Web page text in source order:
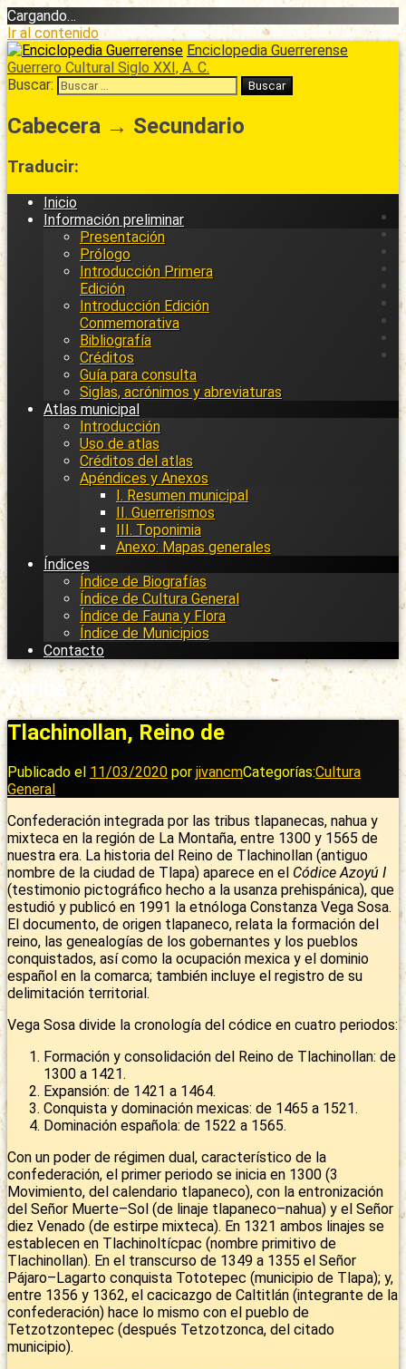
Cargando…
Ir al contenido
Enciclopedia Guerrerense
Guerrero Cultural Siglo XXI, A. C.
Buscar:
Cabecera → Secundario
Traducir:
Inicio
Información preliminar
Presentación
Prólogo
Introducción Primera
Edición
Introducción Edición
Conmemorativa
Bibliografía
Créditos
Guía para consulta
Siglas, acrónimos y abreviaturas
Atlas municipal
Introducción
Uso de atlas
Créditos del atlas
Apéndices y Anexos
I. Resumen municipal
II. Guerrerismos
III. Toponimia
Anexo: Mapas generales
Índices
Índice de Biografías
Índice de Cultura General
Índice de Fauna y Flora
Índice de Municipios
Contacto
Arriba
Tlachinollan, Reino de
Publicado el 11/03/2020 por jivancmCategorías:Cultura
General
Confederación integrada por las tribus tlapanecas, nahua y
mixteca en la región de La Montaña, entre 1300 y 1565 de
nuestra era. La historia del Reino de Tlachinollan (antiguo
nombre de la ciudad de Tlapa) aparece en el Códice Azoyú I
(testimonio pictográfico hecho a la usanza prehispánica), que
estudió y publicó en 1991 la etnóloga Constanza Vega Sosa.
El documento, de origen tlapaneco, relata la formación del
reino, las genealogías de los gobernantes y los pueblos
conquistados, así como la ocupación mexica y el dominio
español en la comarca; también incluye el registro de su
delimitación territorial.
Vega Sosa divide la cronología del códice en cuatro periodos:
Formación y consolidación del Reino de Tlachinollan: de
1300 a 1421.
Expansión: de 1421 a 1464.
Conquista y dominación mexicas: de 1465 a 1521.
Dominación española: de 1522 a 1565.
Con un poder de régimen dual, característico de la
confederación, el primer periodo se inicia en 1300 (3
Movimiento, del calendario tlapaneco), con la entronización
del Señor Muerte–Sol (de linaje tlapaneco–nahua) y el Señor
diez Venado (de estirpe mixteca). En 1321 ambos linajes se
establecen en Tlachinoltícpac (nombre primitivo de
Tlachinollan). En el transcurso de 1349 a 1355 el Señor
Pájaro–Lagarto conquista Tototepec (municipio de Tlapa); y,
entre 1356 y 1362, el cacicazgo de Caltitlán (integrante de la
confederación) hace lo mismo con el pueblo de
Tetzotzontepec (después Tetzotzonca, del citado
municipio).